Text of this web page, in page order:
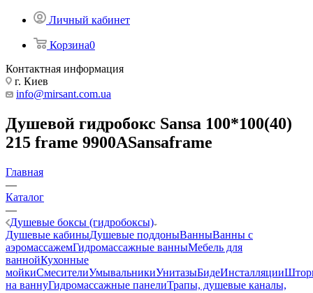
Личный кабинет
Корзина0
Контактная информация
г. Киев
info@mirsant.com.ua
Душевой гидробокс Sansa 100*100(40)
215 frame 9900ASansaframe
Главная
—
Каталог
—
Душевые боксы (гидробоксы)
Душевые кабиныДушевые поддоныВанныВанны с
аэромассажемГидромассажные ванныМебель для
ваннойКухонные
мойкиСмесителиУмывальникиУнитазыБидеИнсталляции
на ваннуГидромассажные панелиТрапы, душевые каналы,